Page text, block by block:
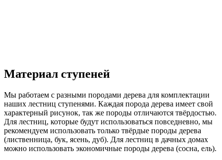
Материал ступеней
Мы работаем с разными породами дерева для комплектации
наших лестниц ступенями. Каждая порода дерева имеет свой
характерный рисунок, так же породы отличаются твёрдостью.
Для лестниц, которые будут использоваться повседневно, мы
рекомендуем использовать только твёрдые породы дерева
(лиственница, бук, ясень, дуб). Для лестниц в дачных домах
можно использовать экономичные породы дерева (сосна, ель).